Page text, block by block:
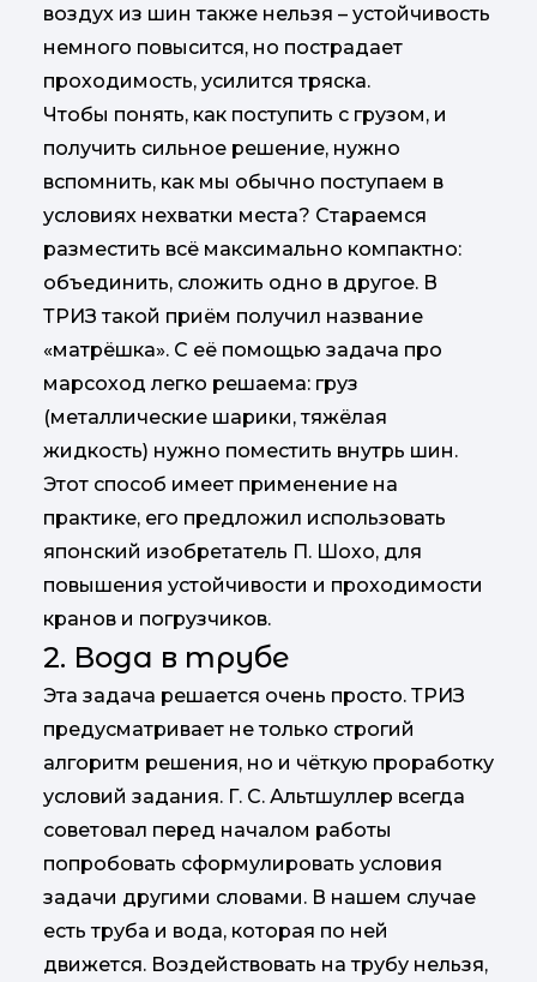
воздух из шин также нельзя – устойчивость
немного повысится, но пострадает
проходимость, усилится тряска.
Чтобы понять, как поступить с грузом, и
получить сильное решение, нужно
вспомнить, как мы обычно поступаем в
условиях нехватки места? Стараемся
разместить всё максимально компактно:
объединить, сложить одно в другое. В
ТРИЗ такой приём получил название
«матрёшка». С её помощью задача про
марсоход легко решаема: груз
(металлические шарики, тяжёлая
жидкость) нужно поместить внутрь шин.
Этот способ имеет применение на
практике, его предложил использовать
японский изобретатель П. Шохо, для
повышения устойчивости и проходимости
кранов и погрузчиков.
2. Вода в трубе
Эта задача решается очень просто. ТРИЗ
предусматривает не только строгий
алгоритм решения, но и чёткую проработку
условий задания. Г. С. Альтшуллер всегда
советовал перед началом работы
попробовать сформулировать условия
задачи другими словами. В нашем случае
есть труба и вода, которая по ней
движется. Воздействовать на трубу нельзя,